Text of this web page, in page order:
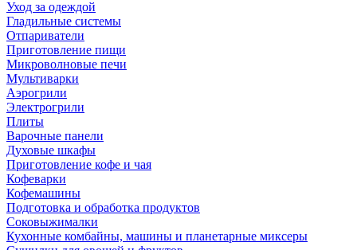
Уход за одеждой
Гладильные системы
Отпариватели
Приготовление пищи
Микроволновые печи
Мультиварки
Аэрогрили
Электрогрили
Плиты
Варочные панели
Духовые шкафы
Приготовление кофе и чая
Кофеварки
Кофемашины
Подготовка и обработка продуктов
Соковыжималки
Кухонные комбайны, машины и планетарные миксеры